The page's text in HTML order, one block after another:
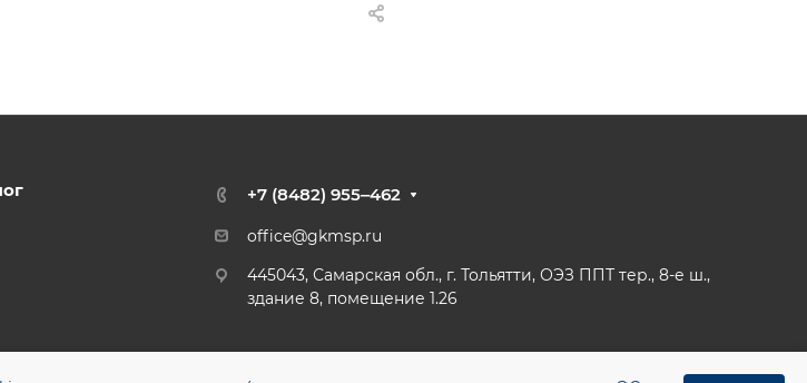
+7 (8482) 955‒462
office@gkmsp.ru
445043, Самарская обл., г. Тольятти, ОЭЗ ППТ тер., 8-е ш.,
здание 8, помещение 1.26